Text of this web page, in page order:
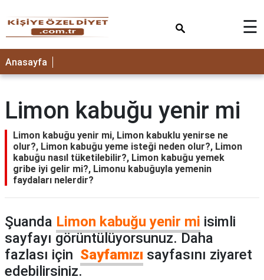
ANASAYFA
☰
Anasayfa
Limon kabuğu yenir mi
Limon kabuğu yenir mi, Limon kabuklu yenirse ne
olur?, Limon kabuğu yeme isteği neden olur?, Limon
kabuğu nasıl tüketilebilir?, Limon kabuğu yemek
gribe iyi gelir mi?, Limonu kabuğuyla yemenin
faydaları nelerdir?
Şuanda Limon kabuğu yenir mi isimli
sayfayı görüntülüyorsunuz. Daha
fazlası için Sayfamızı sayfasını ziyaret
edebilirsiniz.